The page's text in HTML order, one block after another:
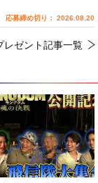
応募締め切り： 2026.08.20
レゼント記事一覧